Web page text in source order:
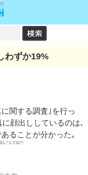
わずか19%
関する調査｣を行っ
顔出ししているのは､
ることが分かった｡